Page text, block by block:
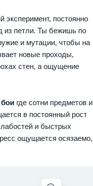
эксперимент, постоянно
из петли. Ты бежишь по
и мутации, чтобы на
новые проходы,
стен, а ощущение
где сотни предметов и
в постоянный рост
и быстрых
ощущается осязаемо,